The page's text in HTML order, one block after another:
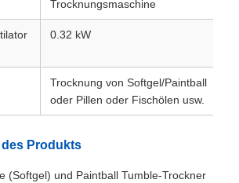
Trocknungsmaschine
0.32 kW
Trocknung von Softgel/Paintball
oder Pillen oder Fischölen usw.
Produkts
(Softgel) und Paintball Tumble-Trockner